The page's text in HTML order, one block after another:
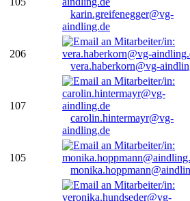
karin.greifenegger@vg-
aindling.de
206
vera.haberkorn@vg-
107
carolin.hintermayr@vg-
aindling.de
105